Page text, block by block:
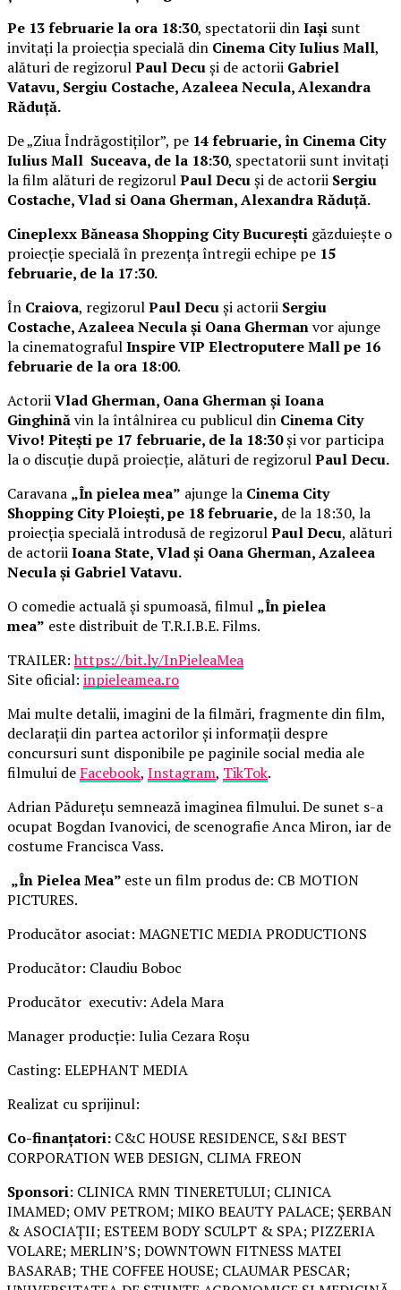
Pe 13 februarie la ora 18:30, spectatorii dinIași sunt
invitați la proiecția specială din Cinema City Iulius Mall,
alături de regizorulPaul Decuși de actorii Gabriel
Vatavu, Sergiu Costache, Azaleea Necula, Alexandra
Răduță.
De „Ziua Îndrăgostiților”, pe 14 februarie, în Cinema City
Iulius Mall Suceava, de la 18:30, spectatorii sunt invitați
la film alături de regizorulPaul Decuși de actorii Sergiu
Costache, Vlad si Oana Gherman, Alexandra Răduță.
Cineplexx Băneasa Shopping City București găzduiește o
proiecție specială în prezența întregii echipe pe 15
februarie, de la 17:30.
În Craiova, regizorulPaul Decuși actorii Sergiu
Costache, Azaleea Necula și Oana Ghermanvor ajunge
la cinematografulInspire VIP Electroputere Mall pe 16
februarie de la ora 18:00.
ActoriiVlad Gherman, Oana Gherman și Ioana
Ginghinăvin la întâlnirea cu publicul din Cinema City
Vivo! Pitești pe 17 februarie, de la 18:30și vor participa
la o discuție după proiecție, alături de regizorulPaul Decu.
Caravana „În pielea mea” ajunge la Cinema City
Shopping City Ploiești, pe 18 februarie, de la 18:30, la
proiecția specială introdusă de regizorulPaul Decu, alături
de actoriiIoana State, Vlad și Oana Gherman, Azaleea
Necula și Gabriel Vatavu.
O comedie actuală și spumoasă, filmul „În pielea
mea” este distribuit de T.R.I.B.E. Films.
TRAILER:https://bit.ly/InPieleaMea
Site oficial: inpieleamea.ro
Mai multe detalii, imagini de la filmări, fragmente din film,
declarații din partea actorilor și informații despre
concursuri sunt disponibile pe paginile social media ale
filmului de Facebook, Instagram, TikTok.
Adrian Pădurețu semnează imaginea filmului. De sunet s-a
ocupat Bogdan Ivanovici, de scenografie Anca Miron, iar de
costume Francisca Vass.
„În Pielea Mea” este un film produs de: CB MOTION
PICTURES.
Producător asociat: MAGNETIC MEDIA PRODUCTIONS
Producător: Claudiu Boboc
Producător executiv: Adela Mara
Manager producție: Iulia Cezara Roșu
Casting: ELEPHANT MEDIA
Realizat cu sprijinul:
Co-finanțatori: C&C HOUSE RESIDENCE, S&I BEST
CORPORATION WEB DESIGN, CLIMA FREON
Sponsori: CLINICA RMN TINERETULUI; CLINICA
IMAMED; OMV PETROM; MIKO BEAUTY PALACE; ȘERBAN
& ASOCIAȚII; ESTEEM BODY SCULPT & SPA; PIZZERIA
VOLARE; MERLIN’S; DOWNTOWN FITNESS MATEI
BASARAB; THE COFFEE HOUSE; CLAUMAR PESCAR;